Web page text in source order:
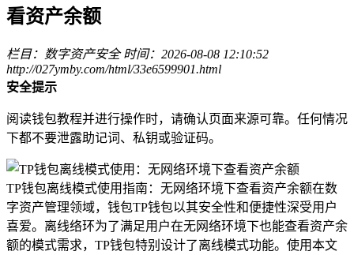
看资产余额
栏目：数字资产安全 时间：2026-08-08 12:10:52
http://027ymby.com/html/33e6599901.html
安全提示
阅读钱包教程并进行操作时，请确认页面来源可靠。任何情况
下都不要泄露助记词、私钥或验证码。
TP钱包离线模式使用指南：无网络环境下查看资产余额在数
字资产管理领域，钱包TP钱包以其安全性和便捷性深受用户
喜爱。离线络环为了满足用户在无网络环境下也能查看资产余
额的模式需求，TP钱包特别设计了离线模式功能。使用本文